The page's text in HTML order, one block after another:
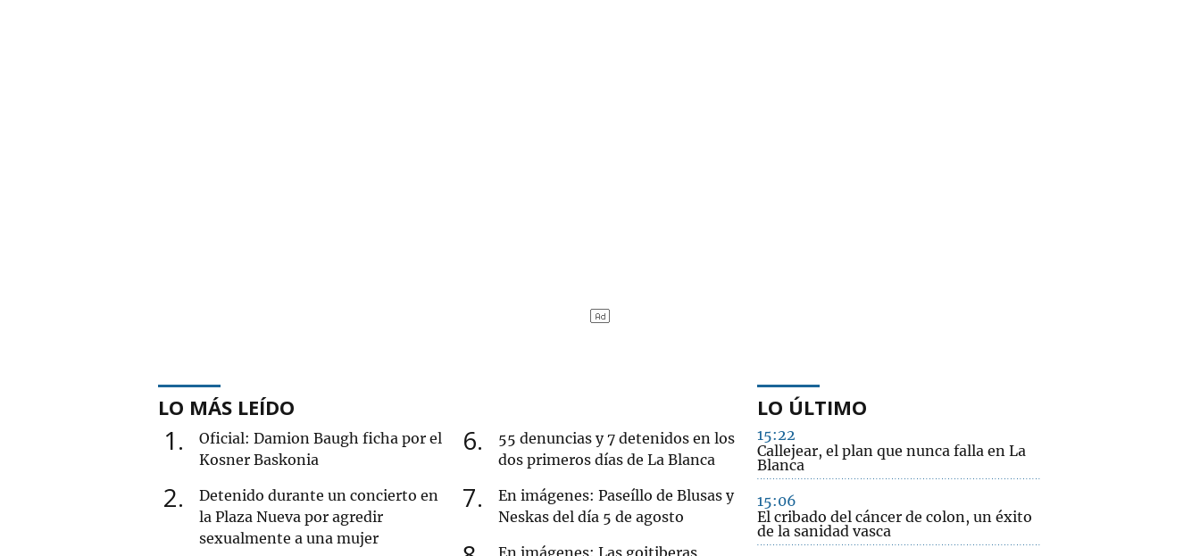
LO MÁS LEÍDO
1
Oficial: Damion Baugh ficha por el
Kosner Baskonia
2
Detenido durante un concierto en
la Plaza Nueva por agredir
sexualmente a una mujer
6
55 denuncias y 7 detenidos en los
dos primeros días de La Blanca
7
En imágenes: Paseíllo de Blusas y
Neskas del día 5 de agosto
En imágenes: Las goitiberas
LO ÚLTIMO
15:22
Callejear, el plan que nunca falla en La
Blanca
15:06
El cribado del cáncer de colon, un éxito
de la sanidad vasca